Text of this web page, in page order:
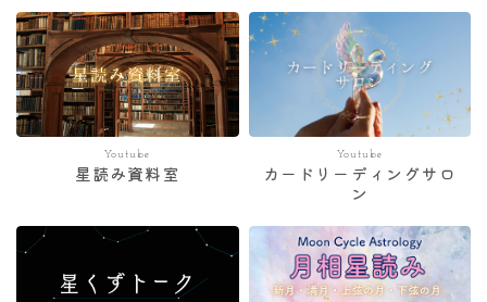
Youtube
星読み資料室
Youtube
カードリーディングサロ
ン